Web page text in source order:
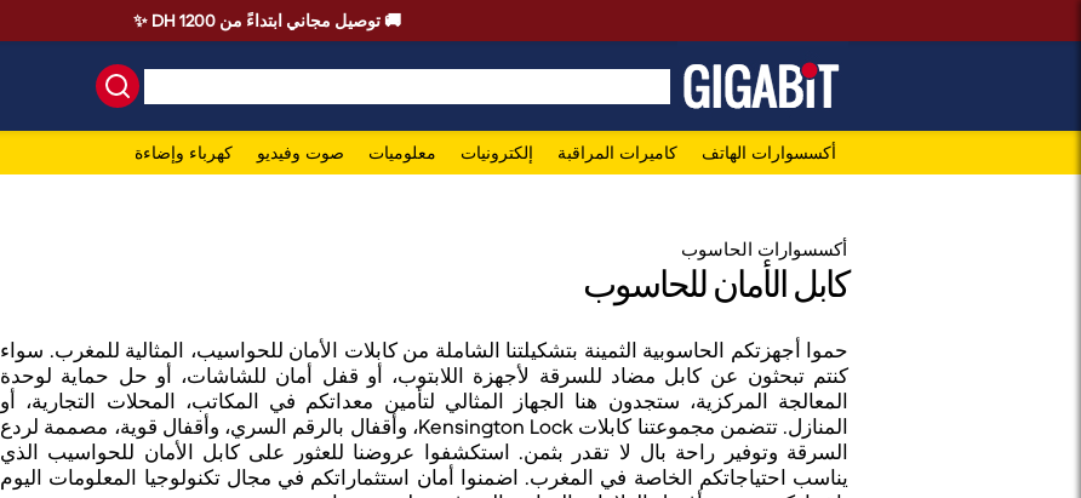
🚚 توصيل مجاني ابتداءً من 1200 DH ✨
أكسسوارات الهاتف كاميرات المراقبة إلكترونيات معلوميات صوت وفيديو كهرباء وإضاءة
أكسسوارات الحاسوب
كابل الأمان للحاسوب
حموا أجهزتكم الحاسوبية الثمينة بتشكيلتنا الشاملة من كابلات الأمان للحواسيب، المثالية للمغرب. سواء
كنتم تبحثون عن كابل مضاد للسرقة لأجهزة اللابتوب، أو قفل أمان للشاشات، أو حل حماية لوحدة
المعالجة المركزية، ستجدون هنا الجهاز المثالي لتأمين معداتكم في المكاتب، المحلات التجارية، أو
المنازل. تتضمن مجموعتنا كابلات Kensington Lock، وأقفال بالرقم السري، وأقفال قوية، مصممة لردع
السرقة وتوفير راحة بال لا تقدر بثمن. استكشفوا عروضنا للعثور على كابل الأمان للحواسيب الذي
يناسب احتياجاتكم الخاصة في المغرب. اضمنوا أمان استثماراتكم في مجال تكنولوجيا المعلومات اليوم